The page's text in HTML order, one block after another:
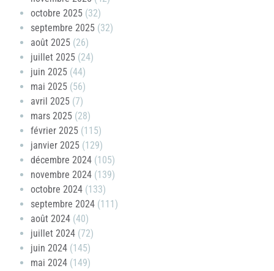
octobre 2025 (32)
septembre 2025 (32)
août 2025 (26)
juillet 2025 (24)
juin 2025 (44)
mai 2025 (56)
avril 2025 (7)
mars 2025 (28)
février 2025 (115)
janvier 2025 (129)
décembre 2024 (105)
novembre 2024 (139)
octobre 2024 (133)
septembre 2024 (111)
août 2024 (40)
juillet 2024 (72)
juin 2024 (145)
mai 2024 (149)